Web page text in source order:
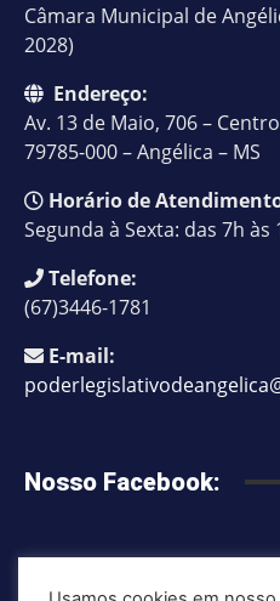
Câmara Municipal de
2028)
Endereço:
Av. 13 de Maio, 706 –
79785-000 – Angélica – MS
Horário de
Segunda à Sexta: das 7h às
Telefone:
(67)3446-1781
E-mail:
Nosso Facebook: